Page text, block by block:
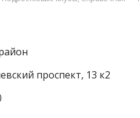
проспект, 13 к2